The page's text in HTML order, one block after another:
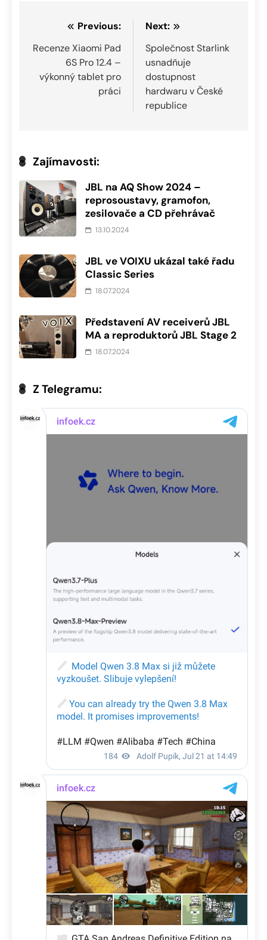
Navigace
pro
příspěvek
Previous:
Recenze Xiaomi Pad
6S Pro 12.4 –
výkonný tablet pro
práci
Next:
Společnost Starlink
usnadňuje
dostupnost
hardwaru v České
republice
Zajímavosti:
JBL na AQ Show 2024 –
reprosoustavy, gramofon,
zesilovače a CD přehrávač
13.10.2024
JBL ve VOIXU ukázal také řadu
Classic Series
18.07.2024
Představení AV receiverů JBL
MA a reproduktorů JBL Stage 2
18.07.2024
Z Telegramu: